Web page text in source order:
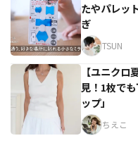
たやパレッ
ぎ
TSUN
【ユニク
見！1枚で
ップ」
ちえこ